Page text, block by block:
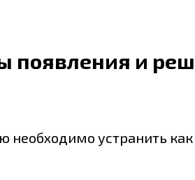
появления и
необходимо устранить как